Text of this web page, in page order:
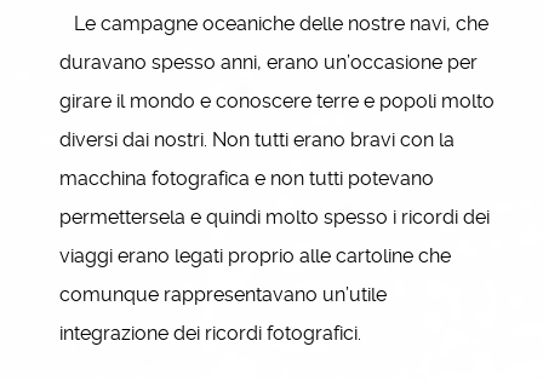
Le campagne oceaniche delle nostre navi, che
duravano spesso anni, erano un’occasione per
girare il mondo e conoscere terre e popoli molto
diversi dai nostri. Non tutti erano bravi con la
macchina fotografica e non tutti potevano
permettersela e quindi molto spesso i ricordi dei
viaggi erano legati proprio alle cartoline che
comunque rappresentavano un’utile
integrazione dei ricordi fotografici.